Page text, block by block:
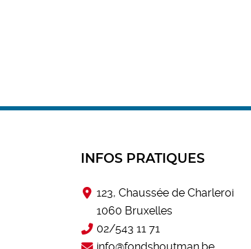
INFOS PRATIQUES
123, Chaussée de Charleroi
1060 Bruxelles
02/543 11 71